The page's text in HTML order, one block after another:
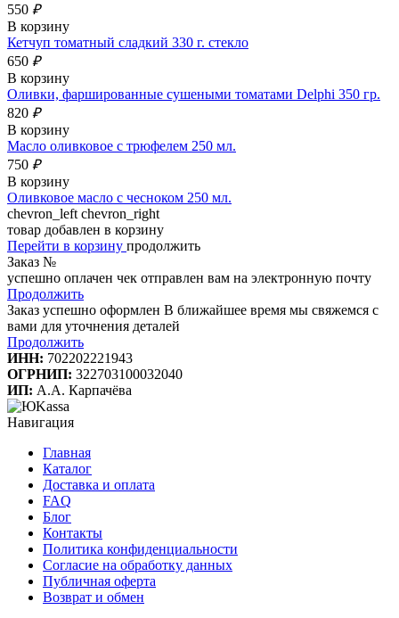
550 ₽
В корзину
Кетчуп томатный сладкий 330 г. стекло
650 ₽
В корзину
Оливки, фаршированные сушеными томатами Delphi 350 гр.
820 ₽
В корзину
Масло оливковое с трюфелем 250 мл.
750 ₽
В корзину
Оливковое масло с чесноком 250 мл.
chevron_left chevron_right
товар добавлен в корзину
Перейти в корзину продолжить
Заказ №
успешно оплачен чек отправлен вам на электронную почту
Продолжить
Заказ успешно оформлен В ближайшее время мы свяжемся с
вами для уточнения деталей
Продолжить
ИНН: 702202221943
ОГРНИП: 322703100032040
ИП: А.А. Карпачёва
Навигация
Главная
Каталог
Доставка и оплата
FAQ
Блог
Контакты
Политика конфиденциальности
Согласие на обработку данных
Публичная оферта
Возврат и обмен